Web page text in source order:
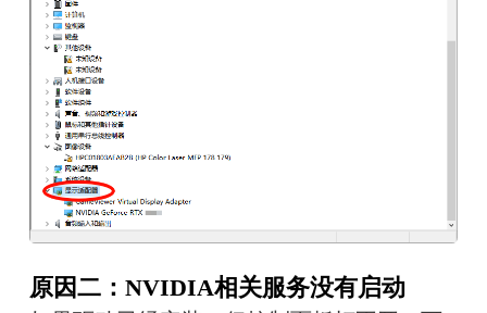
原因二：NVIDIA相关服务没有启动